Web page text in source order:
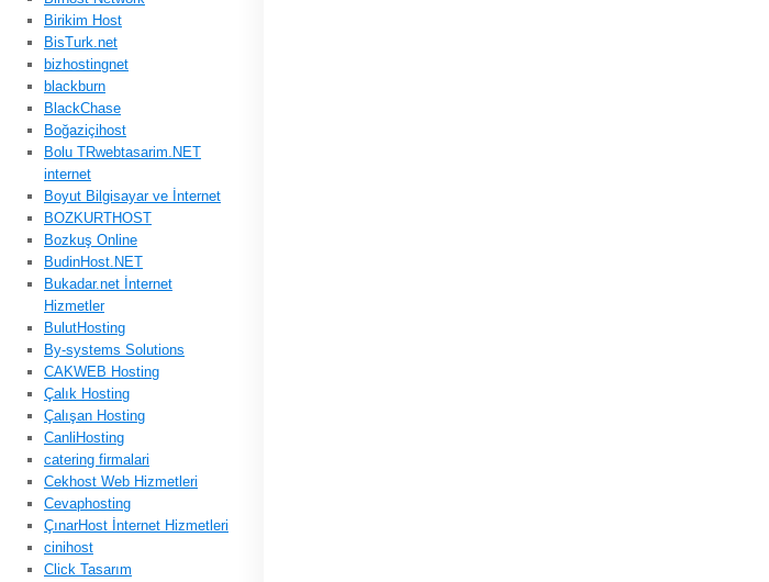
Birikim Host
BisTurk.net
bizhostingnet
blackburn
BlackChase
Boğaziçihost
Bolu TRwebtasarim.NET
internet
Boyut Bilgisayar ve İnternet
BOZKURTHOST
Bozkuş Online
BudinHost.NET
Bukadar.net İnternet
Hizmetler
BulutHosting
By-systems Solutions
CAKWEB Hosting
Çalık Hosting
Çalışan Hosting
CanliHosting
catering firmalari
Cekhost Web Hizmetleri
Cevaphosting
ÇınarHost İnternet Hizmetleri
cinihost
Click Tasarım